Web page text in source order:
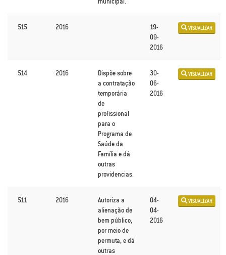
515 2016
19-
09-
2016
VISUALIZAR
514 2016
Dispõe sobre
a contratação
temporária
de
profissional
para o
Programa de
Saúde da
Família e dá
outras
providencias.
30-
06-
2016
VISUALIZAR
511 2016
Autoriza a
alienação de
bem público,
por meio de
permuta, e dá
outras
04-
04-
2016
VISUALIZAR